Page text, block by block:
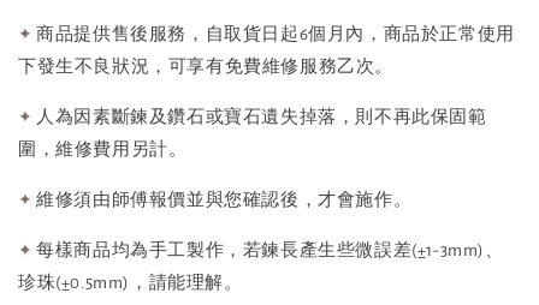
✦ 商品提供售後服務，自取貨日起6個月內，商品於正常使用
下發生不良狀況，可享有免費維修服務乙次。
✦ 人為因素斷鍊及鑽石或寶石遺失掉落，則不再此保固範
圍，維修費用另計。
✦ 維修須由師傅報價並與您確認後，才會施作。
✦ 每樣商品均為手工製作，若鍊長產生些微誤差(±1-3mm)、
珍珠(±0.5mm)，請能理解。